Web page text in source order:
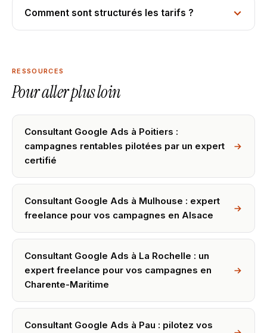
Comment sont structurés les tarifs ?
RESSOURCES
Pour aller plus loin
Consultant Google Ads à Poitiers :
campagnes rentables pilotées par un expert
certifié
Consultant Google Ads à Mulhouse : expert
freelance pour vos campagnes en Alsace
Consultant Google Ads à La Rochelle : un
expert freelance pour vos campagnes en
Charente-Maritime
Consultant Google Ads à Pau : pilotez vos